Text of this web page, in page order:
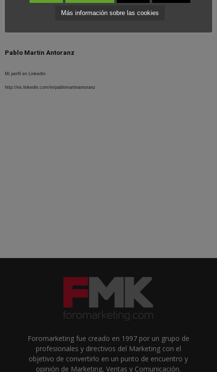
Puntocom es lo más parecido a Internet, y todas las demás
Pablo Martín Antoranz
Mi perfil en LinkedIn
http://es.linkedin.com/in/pablomartinantoranz
Foromarketing fue creado en 1997 por un grupo de
profesionales y directivos del Marketing con el
objetivo de convertirlo en un punto de encuentro y
opinión de Marketing, Ventas y Comunicación.
Más información sobre las cookies